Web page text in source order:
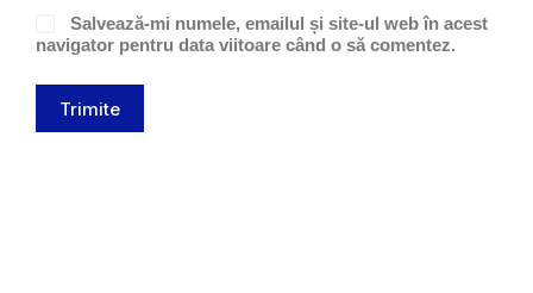
Salvează-mi numele, emailul și site-ul web în acest
navigator pentru data viitoare când o să comentez.
Trimite